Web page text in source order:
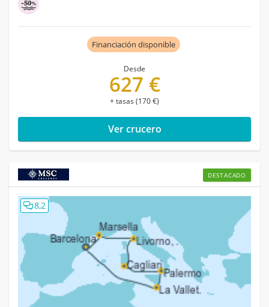
Financiación disponible
Desde
627 €
+ tasas (170 €)
Ver crucero
DESTACADO
8,2